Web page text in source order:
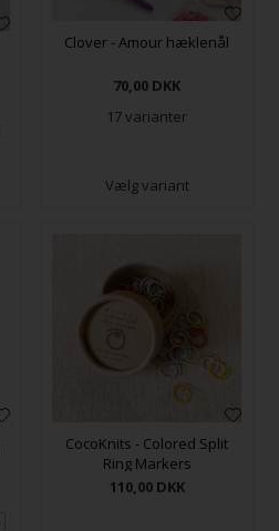
Clover - Amour hæklenål
70,00 DKK
17 varianter
Vælg variant
CocoKnits - Colored Split
Ring Markers
110,00 DKK